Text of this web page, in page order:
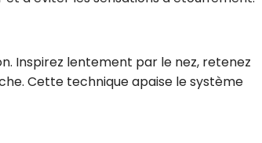
Inspirez lentement par le nez, retenez
Cette technique apaise le système